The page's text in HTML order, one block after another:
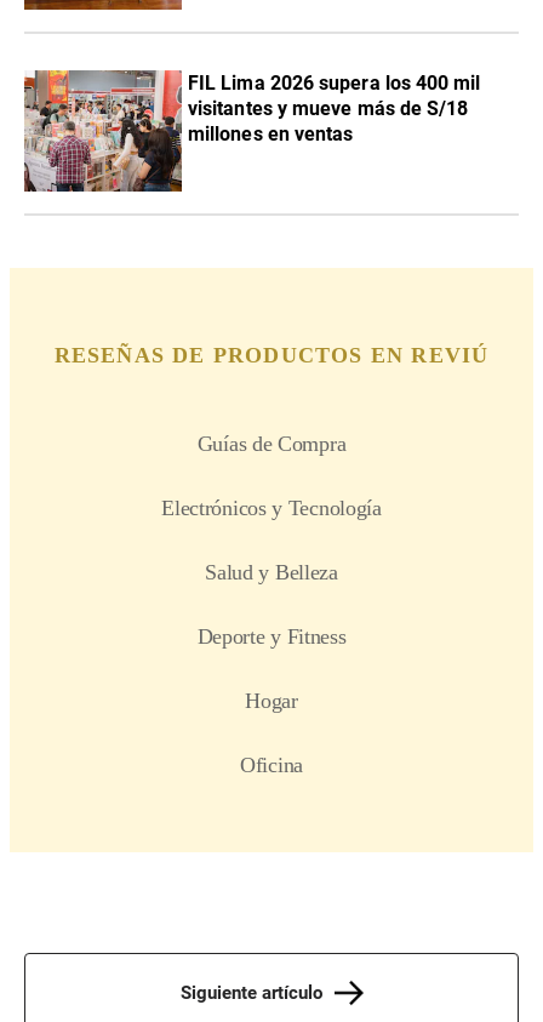
FIL Lima 2026 supera los 400 mil
visitantes y mueve más de S/18
millones en ventas
Siguiente artículo